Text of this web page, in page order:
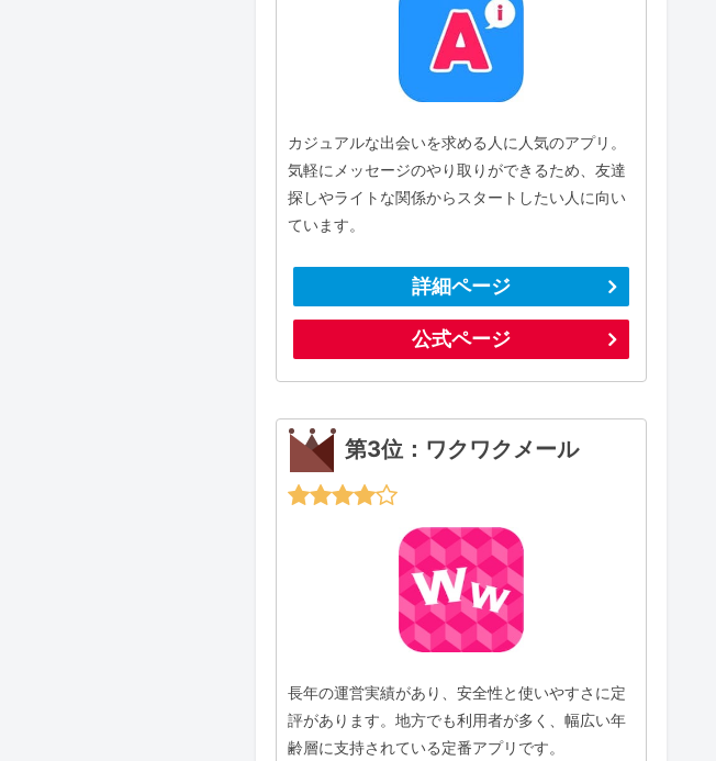
カジュアルな出会いを求める人に人気のアプリ。
気軽にメッセージのやり取りができるため、友達
探しやライトな関係からスタートしたい人に向い
ています。
詳細ページ
公式ページ
第3位：ワクワクメール
長年の運営実績があり、安全性と使いやすさに定
評があります。地方でも利用者が多く、幅広い年
齢層に支持されている定番アプリです。